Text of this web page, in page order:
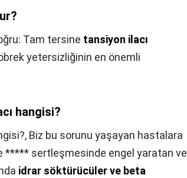
Tam tersine tansiyon ilacı
yetersizliğinin en önemli
hangisi?
Biz bu sorunu yaşayan hastalara
***** sertleşmesinde engel yaratan ve
idrar söktürücüler ve beta